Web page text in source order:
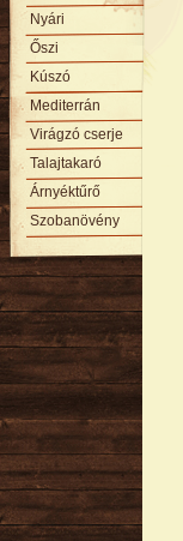
Nyári
Őszi
Kúszó
Mediterrán
Virágzó cserje
Talajtakaró
Árnyéktűrő
Szobanövény